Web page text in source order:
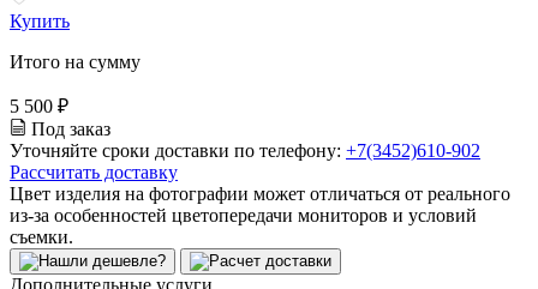
Купить
Итого на сумму
5 500 ₽
Под заказ
Уточняйте сроки доставки по телефону: +7(3452)610-902
Рассчитать доставку
Цвет изделия на фотографии может отличаться от реального
из-за особенностей цветопередачи мониторов и условий
съемки.
Дополнительные услуги